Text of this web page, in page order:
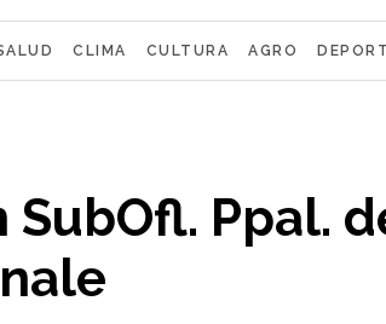
CLIMA CULTURA AGRO
Ppal.